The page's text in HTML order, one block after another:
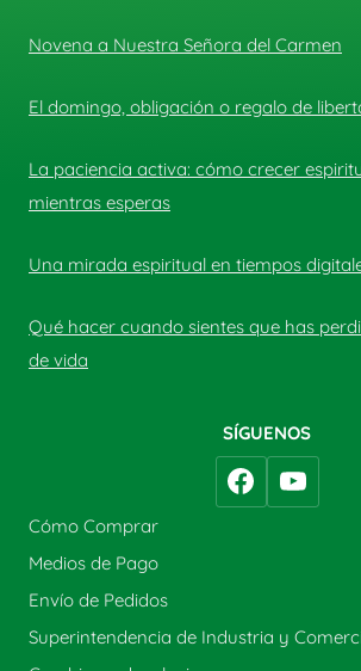
Novena a Nuestra Señora del Carmen
El domingo, obligación o regalo de
La paciencia activa: cómo crecer
mientras esperas
Una mirada espiritual en tiempos
Qué hacer cuando sientes que has
de vida
SÍGUENOS
Cómo Comprar
Medios de Pago
Envío de Pedidos
Superintendencia de Industria y